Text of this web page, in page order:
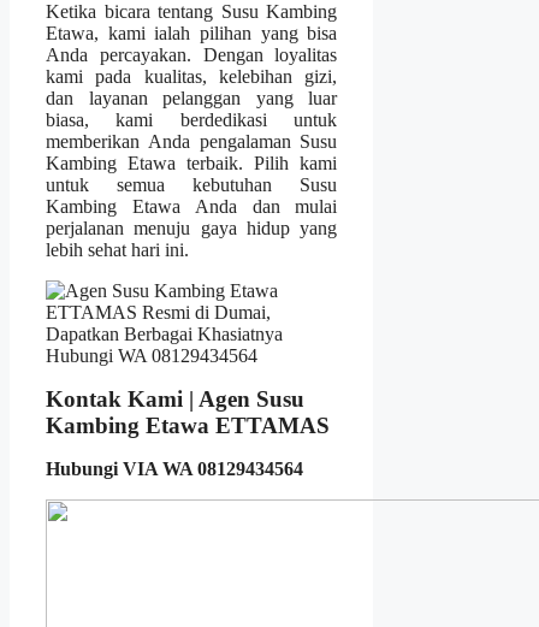
Ketika bicara tentang Susu Kambing
Etawa, kami ialah pilihan yang bisa
Anda percayakan. Dengan loyalitas
kami pada kualitas, kelebihan gizi,
dan layanan pelanggan yang luar
biasa, kami berdedikasi untuk
memberikan Anda pengalaman Susu
Kambing Etawa terbaik. Pilih kami
untuk semua kebutuhan Susu
Kambing Etawa Anda dan mulai
perjalanan menuju gaya hidup yang
lebih sehat hari ini.
Kontak Kami | Agen Susu
Kambing Etawa ETTAMAS
Hubungi VIA WA 08129434564